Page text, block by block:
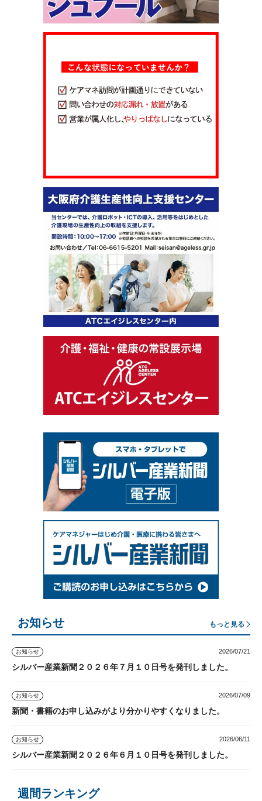
お知らせ もっと見る
お知らせ 2026/07/21
シルバー産業新聞２０２６年７月１０日号を発刊しました。
お知らせ 2026/07/09
新聞・書籍のお申し込みがより分かりやすくなりました。
お知らせ 2026/06/11
シルバー産業新聞２０２６年６月１０日号を発刊しました。
週間ランキング